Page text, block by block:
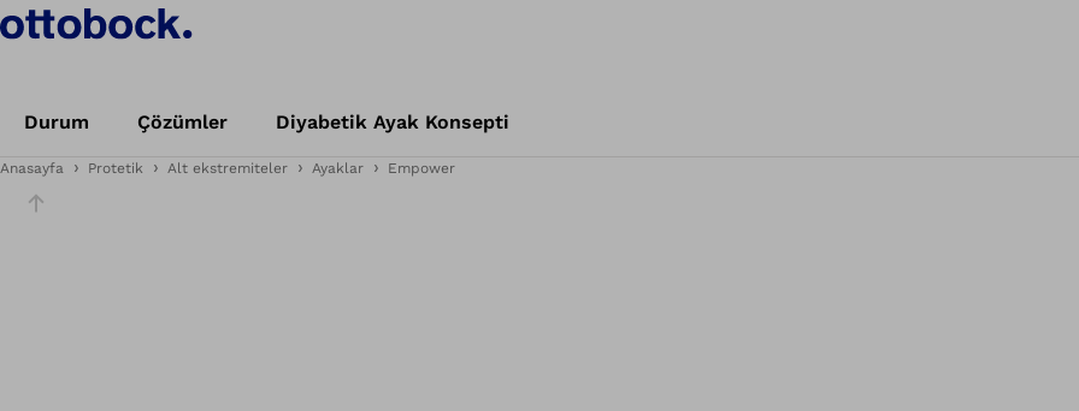
Durum Çözümler Diyabetik Ayak Konsepti
Anasayfa Protetik Alt ekstremiteler Ayaklar Empower
Slider